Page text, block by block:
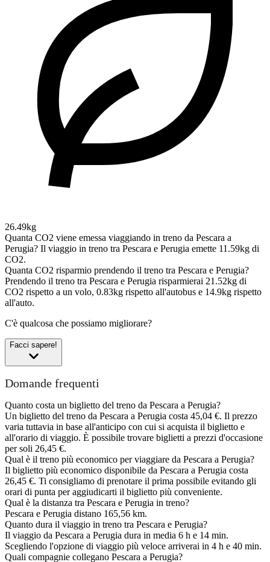
26.49kg
Quanta CO2 viene emessa viaggiando in treno da Pescara a
Perugia? Il viaggio in treno tra Pescara e Perugia emette 11.59kg di
CO2.
Quanta CO2 risparmio prendendo il treno tra Pescara e Perugia?
Prendendo il treno tra Pescara e Perugia risparmierai 21.52kg di
CO2 rispetto a un volo, 0.83kg rispetto all'autobus e 14.9kg rispetto
all'auto.
C'è qualcosa che possiamo migliorare?
Facci sapere!
Domande frequenti
Quanto costa un biglietto del treno da Pescara a Perugia?
Un biglietto del treno da Pescara a Perugia costa 45,04 €. Il prezzo
varia tuttavia in base all'anticipo con cui si acquista il biglietto e
all'orario di viaggio. È possibile trovare biglietti a prezzi d'occasione
per soli 26,45 €.
Qual è il treno più economico per viaggiare da Pescara a Perugia?
Il biglietto più economico disponibile da Pescara a Perugia costa
26,45 €. Ti consigliamo di prenotare il prima possibile evitando gli
orari di punta per aggiudicarti il biglietto più conveniente.
Qual è la distanza tra Pescara e Perugia in treno?
Pescara e Perugia distano 165,56 km.
Quanto dura il viaggio in treno tra Pescara e Perugia?
Il viaggio da Pescara a Perugia dura in media 6 h e 14 min.
Scegliendo l'opzione di viaggio più veloce arriverai in 4 h e 40 min.
Quali compagnie collegano Pescara a Perugia?